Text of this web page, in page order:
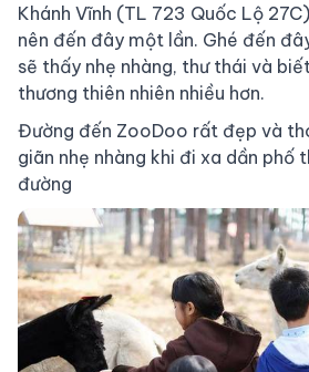
Khánh Vĩnh (TL 723 Quốc Lộ
nên đến đây một lần. Ghé đến
sẽ thấy nhẹ nhàng, thư thái và
thương thiên nhiên nhiều hơn.
Đường đến ZooDoo rất đẹp và
giãn nhẹ nhàng khi đi xa dần phố
đường